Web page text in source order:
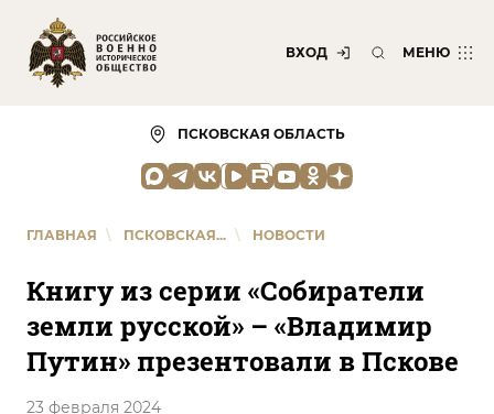
ВХОД МЕНЮ
ПСКОВСКАЯ ОБЛАСТЬ
ГЛАВНАЯ \ ПСКОВСКАЯ... \ НОВОСТИ
Книгу из серии «Собиратели
земли русской» – «Владимир
Путин» презентовали в Пскове
23 февраля 2024